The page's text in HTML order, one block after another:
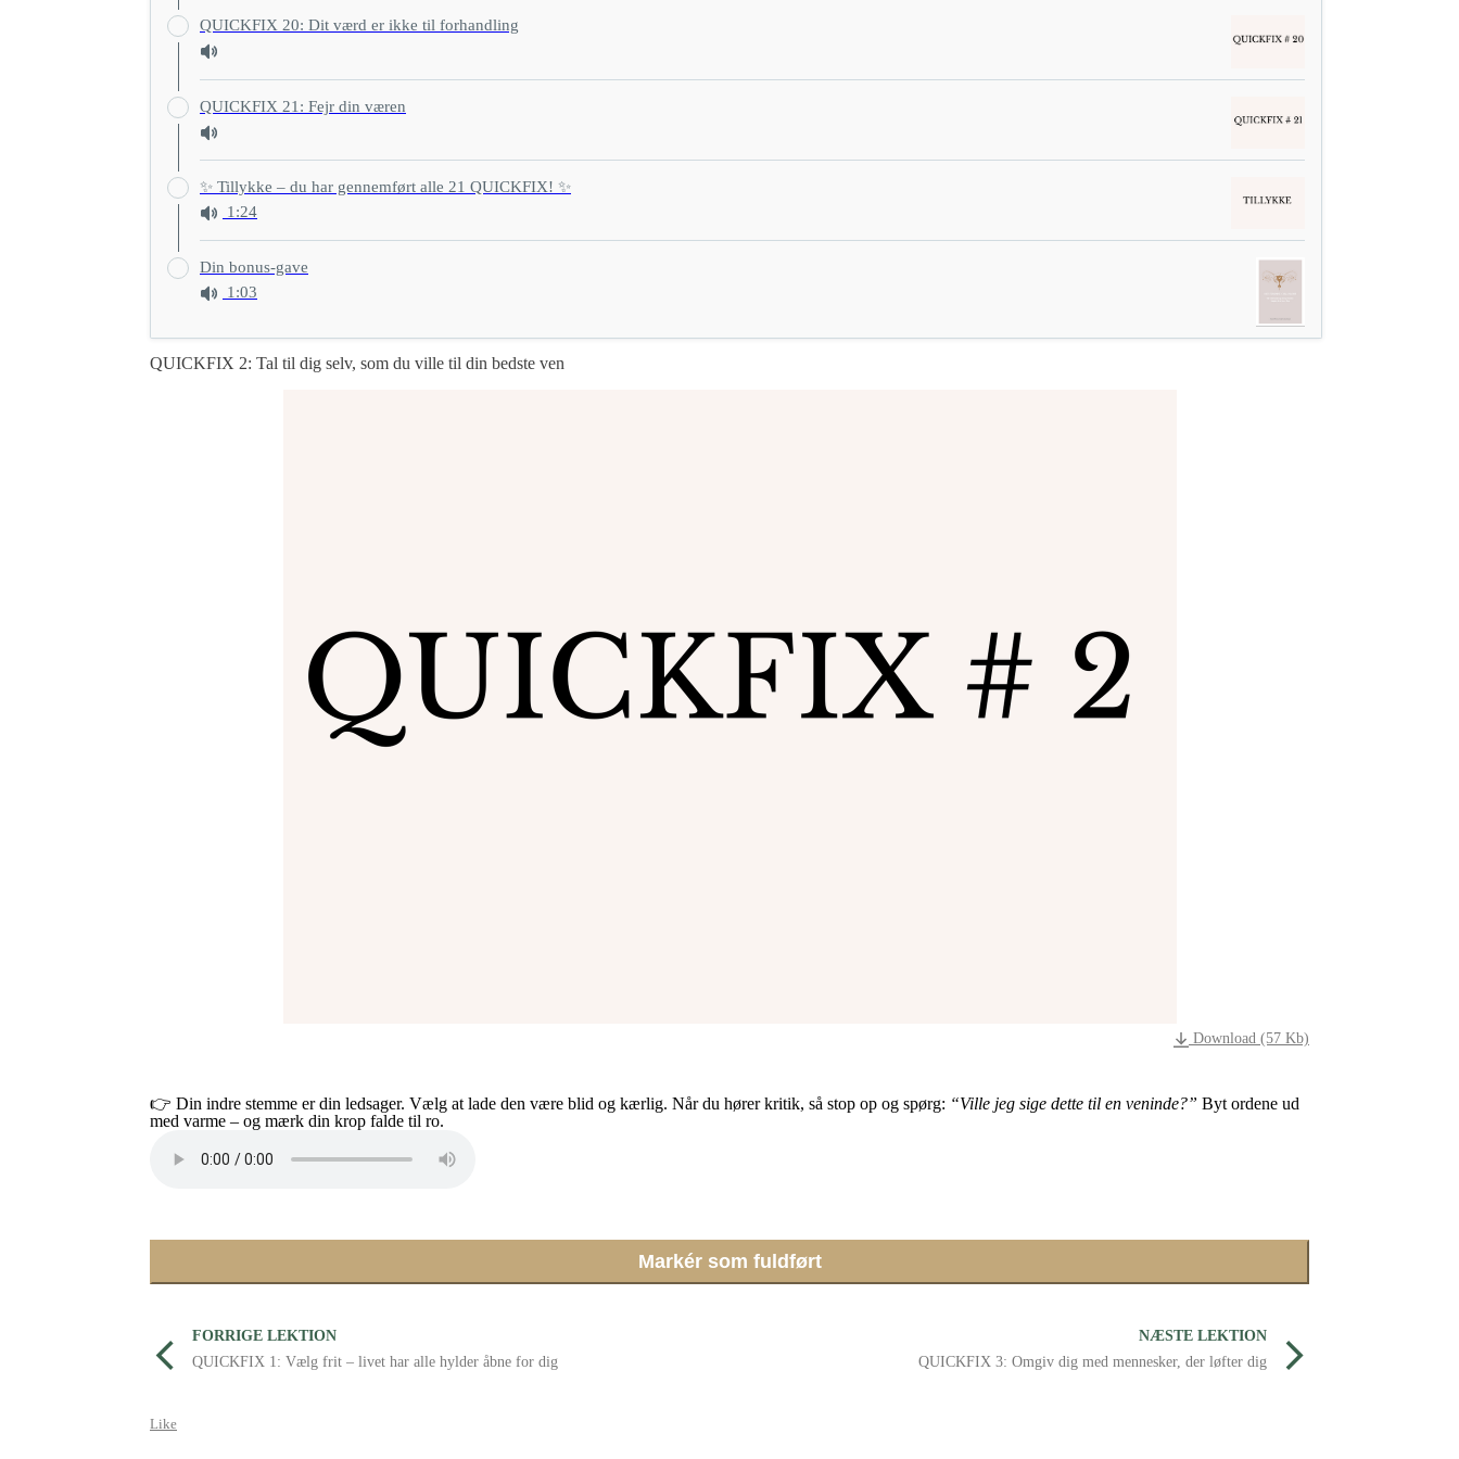
QUICKFIX 20: Dit værd er ikke til forhandling
QUICKFIX 21: Fejr din væren
✨ Tillykke – du har gennemført alle 21 QUICKFIX! ✨
1:24
Din bonus-gave
1:03
QUICKFIX 2: Tal til dig selv, som du ville til din bedste ven
Download (57 Kb)
👉 Din indre stemme er din ledsager. Vælg at lade den være blid og kærlig. Når du hører kritik, så stop op og spørg: “Ville jeg sige dette til en veninde?” Byt ordene ud
med varme – og mærk din krop falde til ro.
Markér som fuldført
FORRIGE LEKTION
QUICKFIX 1: Vælg frit – livet har alle hylder åbne for dig
NÆSTE LEKTION
QUICKFIX 3: Omgiv dig med mennesker, der løfter dig
Like